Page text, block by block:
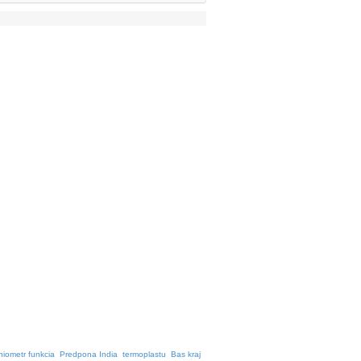
funkcia Predpona India termoplastu Bas kraj